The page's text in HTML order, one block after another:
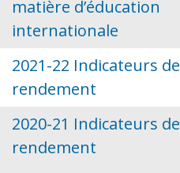
matière d’éducation
internationale
2021-22 Indicateurs de
rendement
2020-21 Indicateurs de
rendement